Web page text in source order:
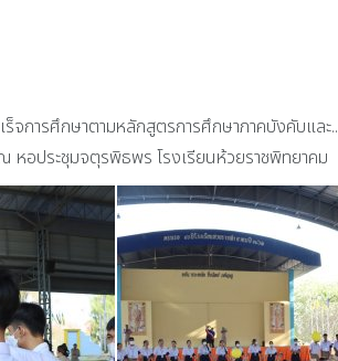
จการศึกษาตามหลักสูตรการศึกษาภาคบังคับและ..
อประชุมจตุรพิธพร โรงเรียนห้วยราชพิทยาคม